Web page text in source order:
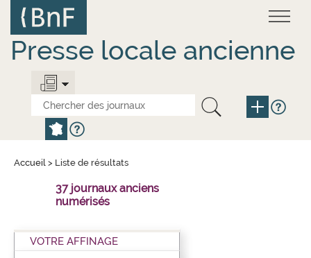
contenu
principal
Presse locale ancienne
Accueil > Liste de résultats
37 journaux anciens
numérisés
VOTRE AFFINAGE
Panneau de gestion des cookies